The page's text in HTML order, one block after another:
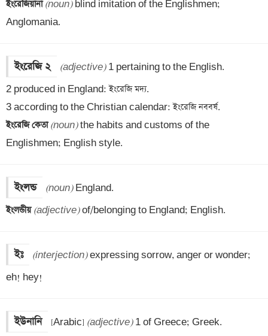
ইংরেজিয়ানা (noun) blind imitation of the Englishmen;
Anglomania.
ইংরেজি ২ (adjective) 1 pertaining to the English.
2 produced in England: ইংরেজি মদ্য.
ইংরেজি কেতা (noun) the habits and customs of the
Englishmen; English style.
ইংলন্ড (noun)
ইংলন্ডীয় (adjective) of/belonging to England; English.
ইঃ (interjection) expressing sorrow, anger or wonder;
eh! hey!
ইউনানি [Arabic] (adjective) 1 of Greece; Greek.